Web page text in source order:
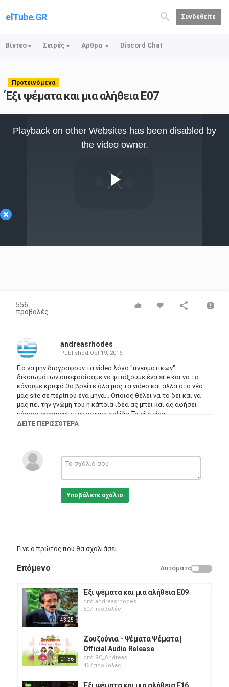
elTube.GR Συνδεθείτε
Βίντεο Σειρές Αρθρα Discord Chat
Προτεινόμενα
Έξι ψέματα και μια αλήθεια E07
×
Video
Playback on other Websites has been disabled by
the video owner.
556
προβολές
andreasrhodes
Published Oct 19, 2016
Για να μην διαγραφουν τα video λόγο "πνευματικων"
δικαιωμάτων αποφασίσαμε να φτιάξουμε ένα site και να τα
κάνουμε κρυφά θα βρείτε όλα μας τα video και αλλα στο νέο
μας site σε περίπου ένα μηνα... Οποιος θέλει να το δει και να
μας πει την γνώμη του η κάποια ιδέα ας μπει και ας αφήσει
κάποιο comment στην αρχική σελίδα Το site είναι:
http://bit.ly/2d0z7dM
Greek Films
ΔΕΊΤΕ ΠΕΡΙΣΣΌΤΕΡΑ
Υποβάλετε σχόλιο
Γίνε ο πρώτος που θα σχολιάσει
Επόμενο Αυτόματο
43:25
Έξι ψέματα και μια αλήθεια E09
από andreasrhodes
507 προβολές
01:36
Ζουζούνια - Ψέματα Ψέματα |
Official Audio Release
από RC_Andreas
467 προβολές
Έξι ψέματα και μια αλήθεια E16